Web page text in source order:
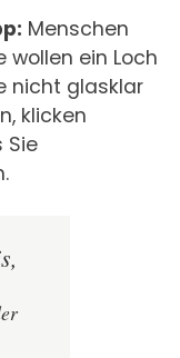
Menschen
wollen ein Loch
nicht glasklar
klicken
Sie